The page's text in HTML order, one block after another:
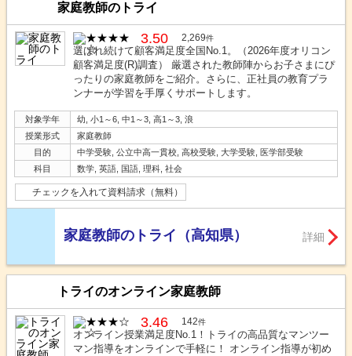
家庭教師のトライ
3.50 2,269件
選ばれ続けて顧客満足度全国No.1。（2026年度オリコン
顧客満足度(R)調査） 厳選された教師陣からお子さまにぴ
ったりの家庭教師をご紹介。さらに、正社員の教育プラ
ンナーが学習を手厚くサポートします。
対象学年
幼, 小1～6, 中1～3, 高1～3, 浪
授業形式
家庭教師
目的
中学受験, 公立中高一貫校, 高校受験, 大学受験, 医学部受験
科目
数学, 英語, 国語, 理科, 社会
チェックを入れて資料請求（無料）
家庭教師のトライ（高知県） 詳細
トライのオンライン家庭教師
3.46 142件
オンライン授業満足度No.1！トライの高品質なマンツー
マン指導をオンラインで手軽に！ オンライン指導が初め